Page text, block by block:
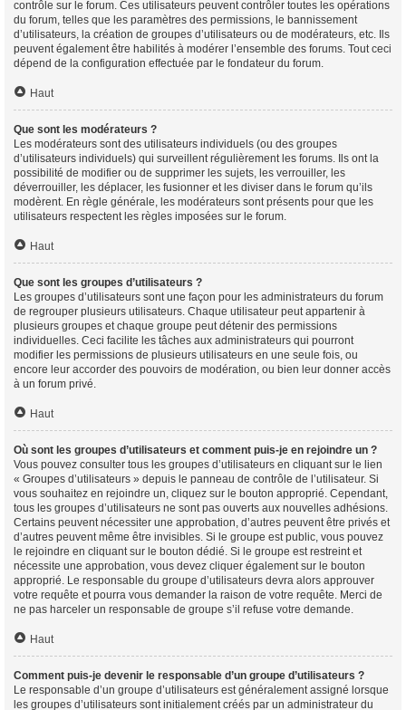
contrôle sur le forum. Ces utilisateurs peuvent contrôler toutes les opérations
du forum, telles que les paramètres des permissions, le bannissement
d’utilisateurs, la création de groupes d’utilisateurs ou de modérateurs, etc. Ils
peuvent également être habilités à modérer l’ensemble des forums. Tout ceci
dépend de la configuration effectuée par le fondateur du forum.
Haut
Que sont les modérateurs ?
Les modérateurs sont des utilisateurs individuels (ou des groupes
d’utilisateurs individuels) qui surveillent régulièrement les forums. Ils ont la
possibilité de modifier ou de supprimer les sujets, les verrouiller, les
déverrouiller, les déplacer, les fusionner et les diviser dans le forum qu’ils
modèrent. En règle générale, les modérateurs sont présents pour que les
utilisateurs respectent les règles imposées sur le forum.
Haut
Que sont les groupes d’utilisateurs ?
Les groupes d’utilisateurs sont une façon pour les administrateurs du forum
de regrouper plusieurs utilisateurs. Chaque utilisateur peut appartenir à
plusieurs groupes et chaque groupe peut détenir des permissions
individuelles. Ceci facilite les tâches aux administrateurs qui pourront
modifier les permissions de plusieurs utilisateurs en une seule fois, ou
encore leur accorder des pouvoirs de modération, ou bien leur donner accès
à un forum privé.
Haut
Où sont les groupes d’utilisateurs et comment puis-je en rejoindre un ?
Vous pouvez consulter tous les groupes d’utilisateurs en cliquant sur le lien
« Groupes d’utilisateurs » depuis le panneau de contrôle de l’utilisateur. Si
vous souhaitez en rejoindre un, cliquez sur le bouton approprié. Cependant,
tous les groupes d’utilisateurs ne sont pas ouverts aux nouvelles adhésions.
Certains peuvent nécessiter une approbation, d’autres peuvent être privés et
d’autres peuvent même être invisibles. Si le groupe est public, vous pouvez
le rejoindre en cliquant sur le bouton dédié. Si le groupe est restreint et
nécessite une approbation, vous devez cliquer également sur le bouton
approprié. Le responsable du groupe d’utilisateurs devra alors approuver
votre requête et pourra vous demander la raison de votre requête. Merci de
ne pas harceler un responsable de groupe s’il refuse votre demande.
Haut
Comment puis-je devenir le responsable d’un groupe d’utilisateurs ?
Le responsable d’un groupe d’utilisateurs est généralement assigné lorsque
les groupes d’utilisateurs sont initialement créés par un administrateur du